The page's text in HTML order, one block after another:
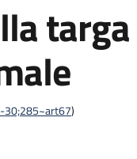
30;285~art67)